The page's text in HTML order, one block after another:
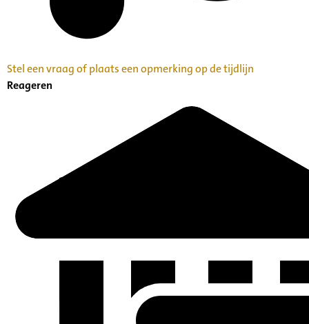
Stel een vraag of plaats een opmerking op de tijdlijn
Reageren